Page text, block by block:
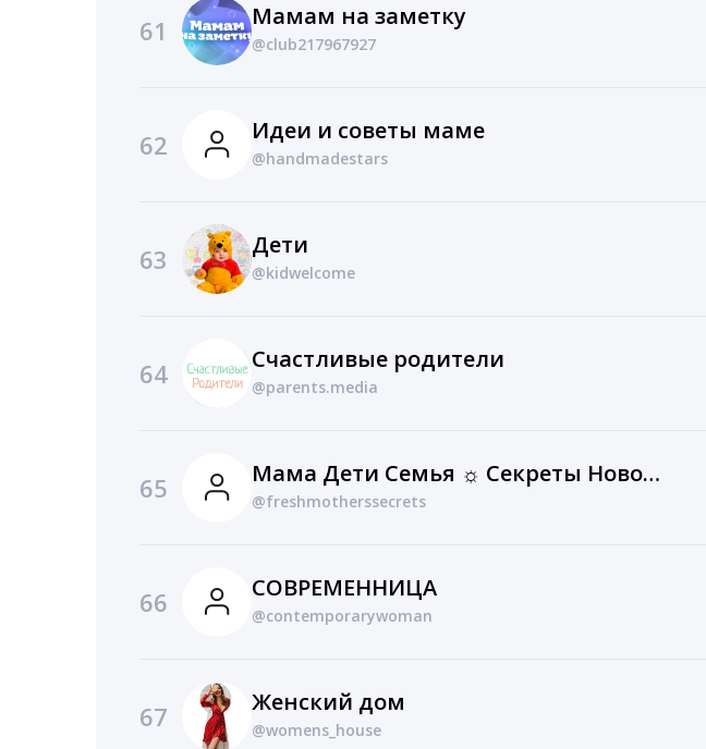
61 Мамам на заметку
@club217967927
62 Идеи и советы маме
@handmadestars
63 Дети
@kidwelcome
64 Счастливые родители
@parents.media
65 Мама Дети Семья ☼ Секреты Новоиспеченной Мамочки
@freshmotherssecrets
66 СОВРЕМЕННИЦА
@contemporarywoman
67 Женский дом
@womens_house